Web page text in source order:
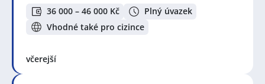
36 000 – 46 000 Kč
Plný úvazek
Vhodné také pro cizince
včerejší